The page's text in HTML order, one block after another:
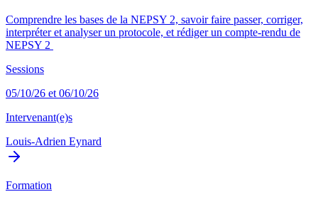
Comprendre les bases de la NEPSY 2, savoir faire passer, corriger,
interpréter et analyser un protocole, et rédiger un compte-rendu de
NEPSY 2
Sessions
05/10/26 et 06/10/26
Intervenant(e)s
Louis-Adrien Eynard
Formation